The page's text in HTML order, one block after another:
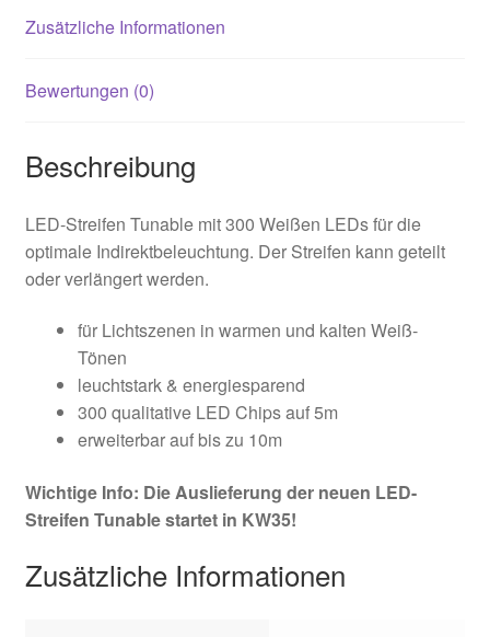
Zusätzliche Informationen
Bewertungen (0)
Beschreibung
LED-Streifen Tunable mit 300 Weißen LEDs für die
optimale Indirektbeleuchtung. Der Streifen kann geteilt
oder verlängert werden.
für Lichtszenen in warmen und kalten Weiß-
Tönen
leuchtstark & energiesparend
300 qualitative LED Chips auf 5m
erweiterbar auf bis zu 10m
Wichtige Info: Die Auslieferung der neuen LED-
Streifen Tunable startet in KW35!
Zusätzliche Informationen